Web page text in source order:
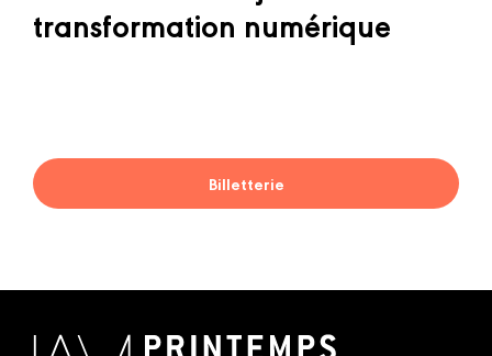
transformation numérique
Billetterie